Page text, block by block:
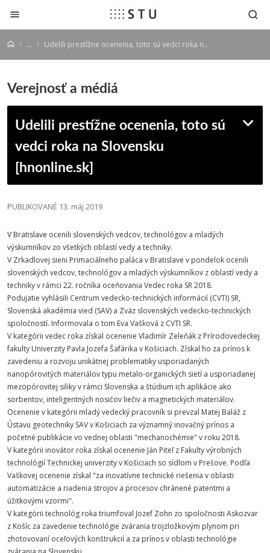
Prejsť na obsah
... Udelili prestížne ocenenia, toto sú vedci roka na Slovensku [hnonline.sk]
Verejnosť a médiá
Udelili prestížne ocenenia, toto sú
vedci roka na Slovensku
[hnonline.sk]
PUBLIKOVANÉ 13. máj 2019
V Bratislave ocenili slovenských vedcov, technológov a mladých
výskumníkov zo všetkých oblastí vedy a techniky.
V Zrkadlovej sieni Primaciálneho paláca v Bratislave v pondelok ocenili
slovenských vedcov, technológov a mladých výskumníkov z oblastí vedy a
techniky v rámci 22. ročníka oceňovania Vedec roka SR 2018.
Podujatie vyhlásili Centrum vedecko-technických informácií (CVTI) SR,
Slovenská akadémia vied (SAV) a Zväz slovenských vedecko-technických
spoločností. Informovala o tom Eva Vašková z CVTI SR.
V kategórii vedec roka získal ocenenie Vladimír Zeleňák z Prírodovedeckej
fakulty Univerzity Pavla Jozefa Šafárika v Košiciach. Získal ho za prínos k
zavedeniu a rozvoju unikátnej problematiky usporiadaných
nanopórovitých materiálov typu metalo-organických sietí a usporiadanej
mezopórovitej siliky v rámci Slovenska a štúdium ich aplikácie ako
sorbentov, inteligentných nosičov liečiv a magnetických materiálov.
Ocenenie v kategórii mladý vedecký pracovník si prevzal Matej Baláž z
Ústavu geotechniky SAV v Košiciach za významný inovačný prínos a
početné publikácie vo vednej oblasti "mechanochémie" v roku 2018.
V kategórii inovátor roka získal ocenenie Ján Piteľ z Fakulty výrobných
technológií Technickej univerzity v Košiciach so sídlom v Prešove. Podľa
Vaškovej ocenenie získal "za inovatívne technické riešenia v oblasti
automatizácie a riadenia strojov a procesov chránené patentmi a
úžitkovými vzormi".
V kategórii technológ roka triumfoval Jozef Zohn zo spoločnosti Askozvar
z Košíc za zavedenie technológie zvárania trojzložkovým plynom pri
zhotovovaní oceľových konštrukcií a za prínos v oblasti technológie